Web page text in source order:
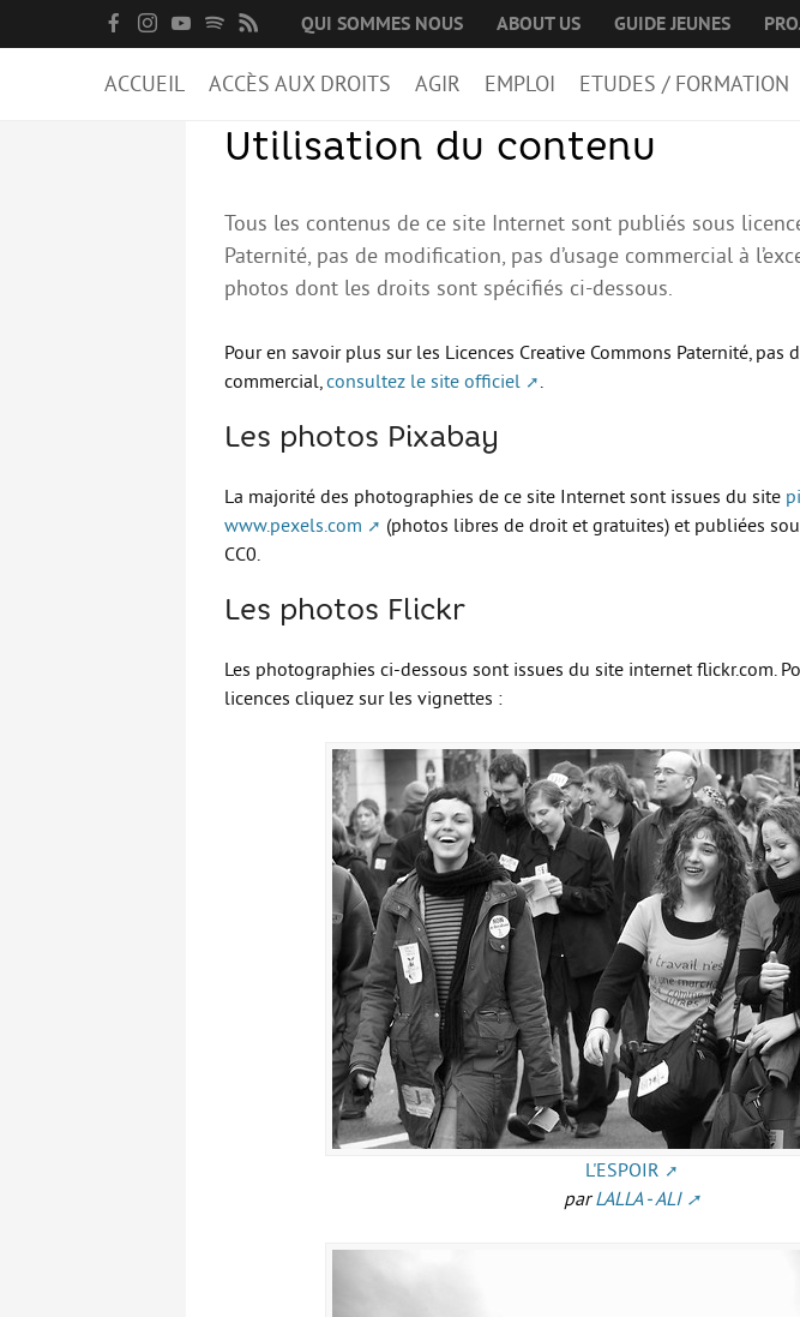
QUI SOMMES NOUS ABOUT US GUIDE JEUNES
ACCUEIL ACCÈS AUX DROITS AGIR EMPLOI ETUDES / FORMATION
Utilisation du contenu
Tous les contenus de ce site Internet sont publiés sous
Paternité, pas de modification, pas d’usage commercial à
photos dont les droits sont spécifiés ci-dessous.
Pour en savoir plus sur les Licences Creative Commons Paternité, pas
commercial, consultez le site officiel
Les photos Pixabay
La majorité des photographies de ce site Internet sont issues du site
www.pexels.com
(photos libres de droit et gratuites) et publiées
CC0.
Les photos Flickr
Les photographies ci-dessous sont issues du site internet flickr.com.
licences cliquez sur les vignettes :
L'ESPOIR
parLALLA - ALI